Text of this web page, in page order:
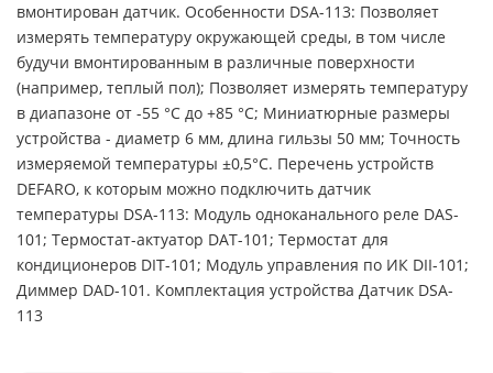
вмонтирован датчик. Особенности DSA-113: Позволяет
измерять температуру окружающей среды, в том числе
будучи вмонтированным в различные поверхности
(например, теплый пол); Позволяет измерять температуру
в диапазоне от -55 °C до +85 °C; Миниатюрные размеры
устройства - диаметр 6 мм, длина гильзы 50 мм; Точность
измеряемой температуры ±0,5°C. Перечень устройств
DEFARO, к которым можно подключить датчик
температуры DSA-113: Модуль одноканального реле DAS-
101; Термостат-актуатор DAT-101; Термостат для
кондиционеров DIT-101; Модуль управления по ИК DII-101;
Диммер DAD-101. Комплектация устройства Датчик DSA-
113